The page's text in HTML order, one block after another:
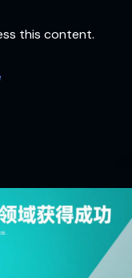
this content.